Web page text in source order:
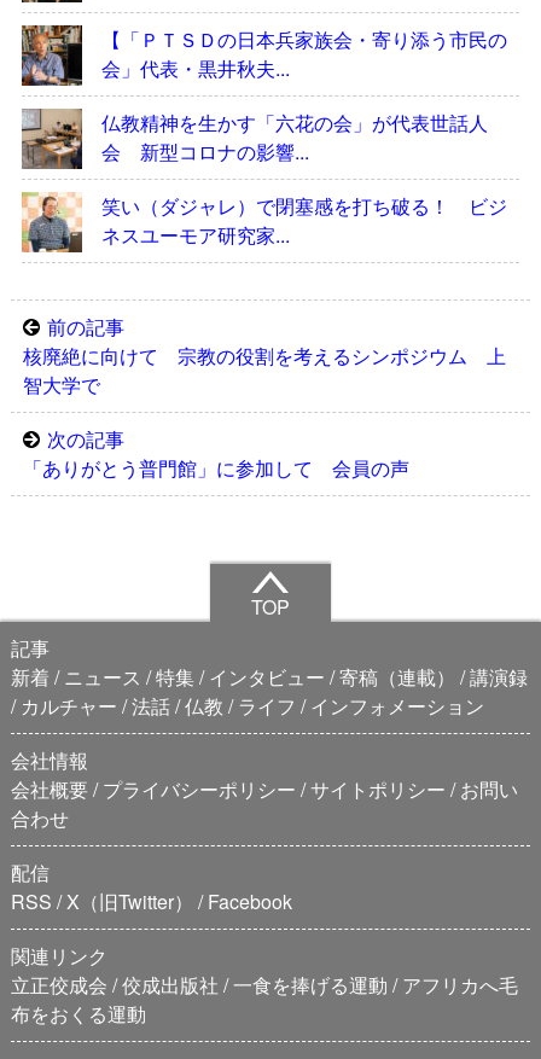
【「ＰＴＳＤの日本兵家族会・寄り添う市民の
会」代表・黒井秋夫...
仏教精神を生かす「六花の会」が代表世話人
会 新型コロナの影響...
笑い（ダジャレ）で閉塞感を打ち破る！ ビジ
ネスユーモア研究家...
前の記事
核廃絶に向けて 宗教の役割を考えるシンポジウム 上
智大学で
次の記事
「ありがとう普門館」に参加して 会員の声
TOP
記事
新着
ニュース 特集 インタビュー 寄稿（連載）
講演録
カルチャー 法話 仏教 ライフ
インフォメーション
会社情報
会社概要 プライバシーポリシー サイトポリシー
お問い
合わせ
配信
RSS X（旧Twitter）
Facebook
関連リンク
立正佼成会 佼成出版社 一食を捧げる運動
アフリカへ毛
布をおくる運動